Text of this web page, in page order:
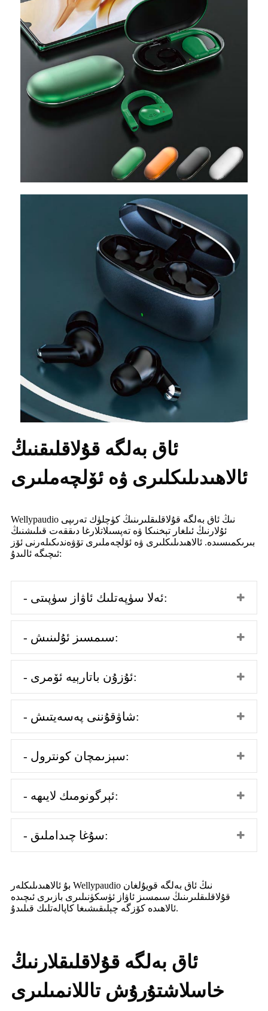
ئاق بەلگە قۇلاقلىقنىڭ
ئالاھىدىلىكلىرى ۋە ئۆلچەملىرى
Wellypaudio نىڭ ئاق بەلگە قۇلاقلىقلىرىنىڭ كۈچلۈك تەرىپى
ئۇلارنىڭ ئىلغار تېخنىكا ۋە تەپسىلاتلارغا دىققەت قىلىشنىڭ
بىرىكمىسىدە. ئالاھىدىلىكلىرى ۋە ئۆلچەملىرى تۆۋەندىكىلەرنى ئۆز
ئىچىگە ئالىدۇ:
- ئەلا سۈپەتلىك ئاۋاز سۈپىتى:
- سىمسىز ئۇلىنىش:
- ئۇزۇن باتارېيە ئۆمرى:
- شاۋقۇننى پەسەيتىش:
- سېزىمچان كونترول:
- ئېرگونومىك لايىھە:
- سۇغا چىداملىق:
بۇ ئالاھىدىلىكلەر Wellypaudio نىڭ ئاق بەلگە قويۇلغان
قۇلاقلىقلىرىنىڭ سىمسىز ئاۋاز ئۈسكۈنىلىرى بازىرى ئىچىدە
ئالاھىدە كۆزگە چېلىقىشىغا كاپالەتلىك قىلىدۇ.
ئاق بەلگە قۇلاقلىقلارنىڭ
خاسلاشتۇرۇش تاللانمىلىرى